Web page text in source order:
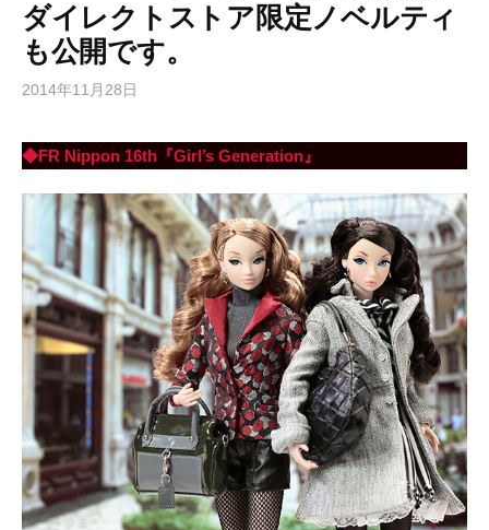
ダイレクトストア限定ノベルティ
も公開です。
2014年11月28日
◆FR Nippon 16th『Girl’s Generation』